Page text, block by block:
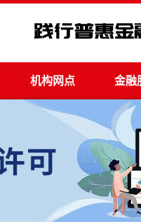
机构网点 金融